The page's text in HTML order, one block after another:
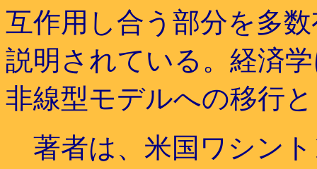
互作用し合う部分を多
説明されている。経済
非線型モデルへの移行
著者は、米国ワシン